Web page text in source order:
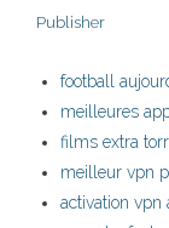
Publisher
football
meilleures
films extra
meilleur vpn
activation vpn